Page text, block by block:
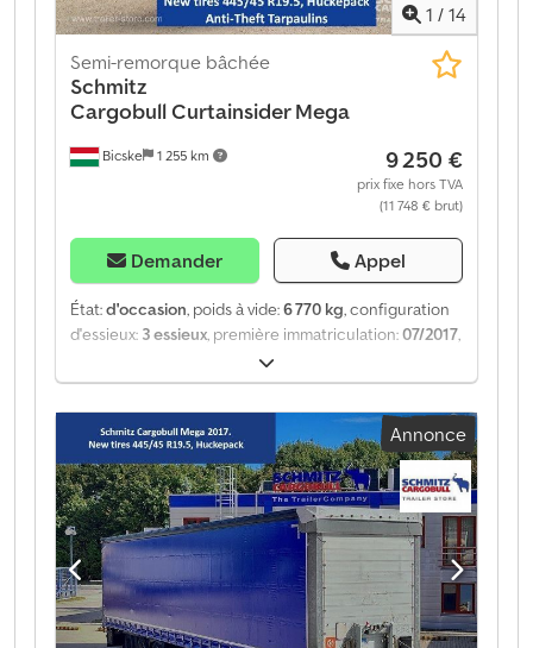
1 / 14
Bicske 1 255 km
Semi-remorque bâchée
Schmitz
CargobullCurtainsider Mega
9 250 €
prix fixe hors TVA
(11 748 € brut)
Demander Appel
État:d'occasion, poids à vide:6 770 kg, configuration
d'essieux: 3 essieux , première immatriculation:07/2017
, Année de construction:
Équipement:ABS, Poids à vide : 6 770 kg, suspension
pneumatique, protection arrière anti-encastrement,
système de freinage électronique (EBS), prises 1x15 et
2x7 pôles, système antispray. Retrouvez un aperçu de
tous les véhicules disponibles sur notre site web.
Besoin d'un financement ? Nous proposons des
solutions de financement personnalisées, des
contrats de service complet et des services
télématiques. Nous serons heureux de vous conseiller
personnellement. Djdpfx Aboztgx Domsck
Annonce